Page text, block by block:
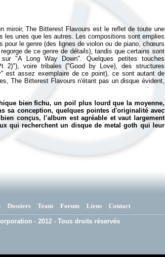
miroir,The Bitterest Flavours est le reflet de toute une
les unes que les autres. Les compositions sont emplies
pour le genre (des lignes de violon ou de piano, chœurs
de ce genre de détails), tandis que certains sont
"A Long Way Down". Quelques petites touches
2)"), voire tribales ("Good by Love), des structures
est assez exemplaire de ce point), ce sont autant de
The Bitterest Flavours n'étant pas un disque évident,
bien fichu, un poil plus lourd que la moyenne,
sa conception, quelques pointes d'originalité avec
conçus, l’album est agréable et vaut largement
qui recherchent un disque de metal goth qui leur
Dossiers Team Forum Liens Contact
- 2012 - Tous droits réservés